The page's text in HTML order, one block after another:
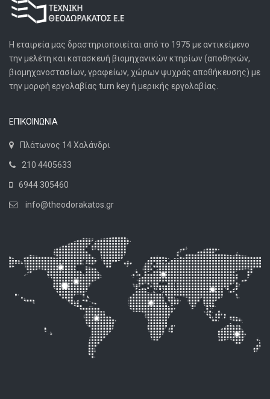
Η εταιρεία μας δραστηριοποιείται από το 1975 με αντικείμενο
την μελέτη και κατασκευή βιομηχανικών κτηρίων (αποθηκών,
βιομηχανοστασίων, γραφείων, χώρων ψυχράς αποθήκευσης) με
την μορφή εργολαβίας turn key ή μερικής εργολαβίας.
ΕΠΙΚΟΙΝΩΝΙΑ
Πλάτωνος 14 Χαλάνδρι
210 4405633
6944 305460
info@theodorakatos.gr